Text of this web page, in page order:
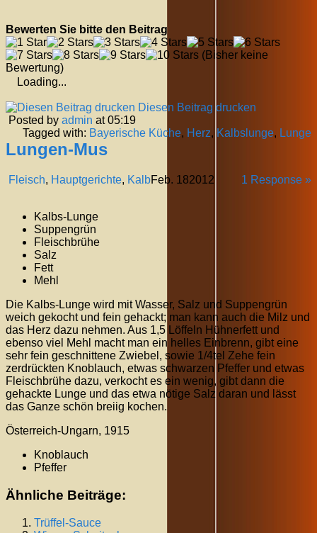
Bewerten Sie bitte den Beitrag
(Bisher keine
Bewertung)
Loading...
Diesen Beitrag drucken
Posted by admin at 05:19
Tagged with: Bayerische Küche, Herz, Kalbslunge, Lunge
Lungen-Mus
Fleisch, Hauptgerichte, Kalb 1 Response »
Feb. 182012
Kalbs-Lunge
Suppengrün
Fleischbrühe
Salz
Fett
Mehl
Die Kalbs-Lunge wird mit Wasser, Salz und Suppengrün
weich gekocht und fein gehackt; man kann auch die Milz und
das Herz dazu nehmen. Aus 1,5 Löffeln Hühnerfett und
ebenso viel Mehl macht man ein helles Einbrenn, gibt eine
sehr fein geschnittene Zwiebel, sowie 1/4tel Zehe fein
zerdrückten Knoblauch, etwas schwarzen Pfeffer und etwas
Fleischbrühe dazu, verkocht es ein wenig, gibt dann die
gehackte Lunge und das etwa nötige Salz daran und lässt
das Ganze schön breiig kochen.
Österreich-Ungarn, 1915
Knoblauch
Pfeffer
Ähnliche Beiträge:
Trüffel-Sauce